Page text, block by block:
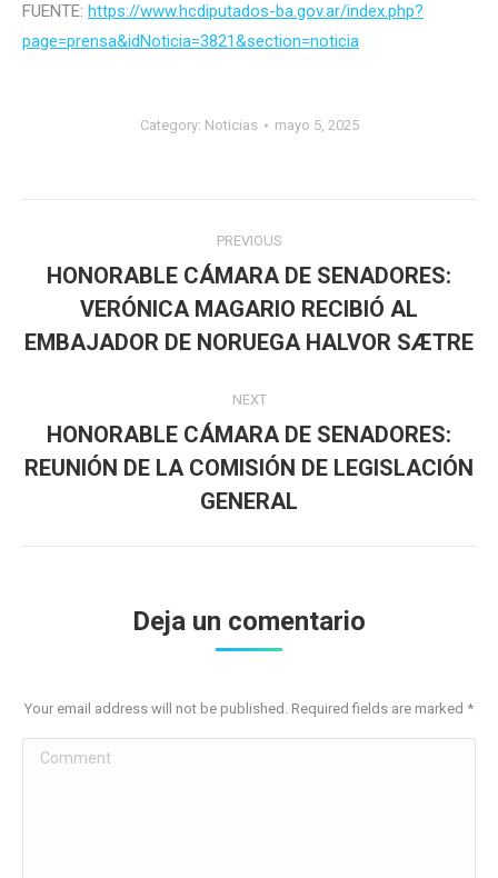
FUENTE: https://www.hcdiputados-ba.gov.ar/index.php?
page=prensa&idNoticia=3821&section=noticia
Category: Noticias mayo 5, 2025
navigation
PREVIOUS
Previous
post:
HONORABLE CÁMARA DE SENADORES:
VERÓNICA MAGARIO RECIBIÓ AL
EMBAJADOR DE NORUEGA HALVOR SÆTRE
NEXT
Next
post:
HONORABLE CÁMARA DE SENADORES:
REUNIÓN DE LA COMISIÓN DE LEGISLACIÓN
GENERAL
Deja un comentario
Your email address will not be published. Required fields are marked *
Comment